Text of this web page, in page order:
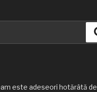
este adeseori hotărâtă de